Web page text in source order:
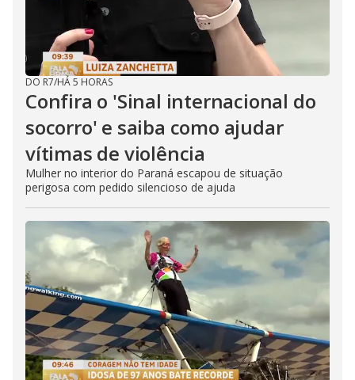
DO R7/HÁ 5 HORAS
Confira o 'Sinal internacional do
socorro' e saiba como ajudar
vítimas de violência
Mulher no interior do Paraná escapou de situação
perigosa com pedido silencioso de ajuda